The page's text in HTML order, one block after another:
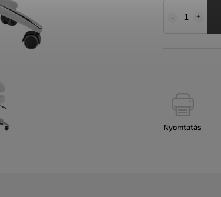
Nyomtatás